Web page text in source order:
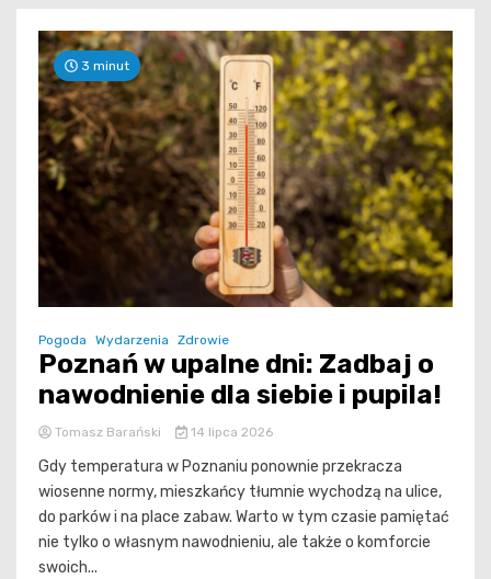
3 minut
Pogoda Wydarzenia Zdrowie
Poznań w upalne dni: Zadbaj o
nawodnienie dla siebie i pupila!
Tomasz Barański 14 lipca 2026
Gdy temperatura w Poznaniu ponownie przekracza
wiosenne normy, mieszkańcy tłumnie wychodzą na ulice,
do parków i na place zabaw. Warto w tym czasie pamiętać
nie tylko o własnym nawodnieniu, ale także o komforcie
swoich...